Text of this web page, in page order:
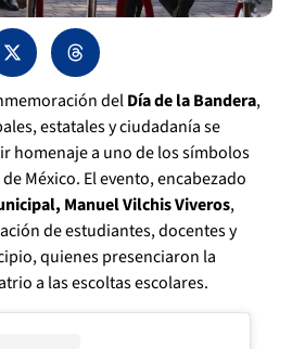
delDía de la Bandera,
estatales y ciudadanía se
homenaje a uno de los símbolos
México. El evento, encabezado
Manuel Vilchis Viveros,
de estudiantes, docentes y
quienes presenciaron la
a las escoltas escolares.